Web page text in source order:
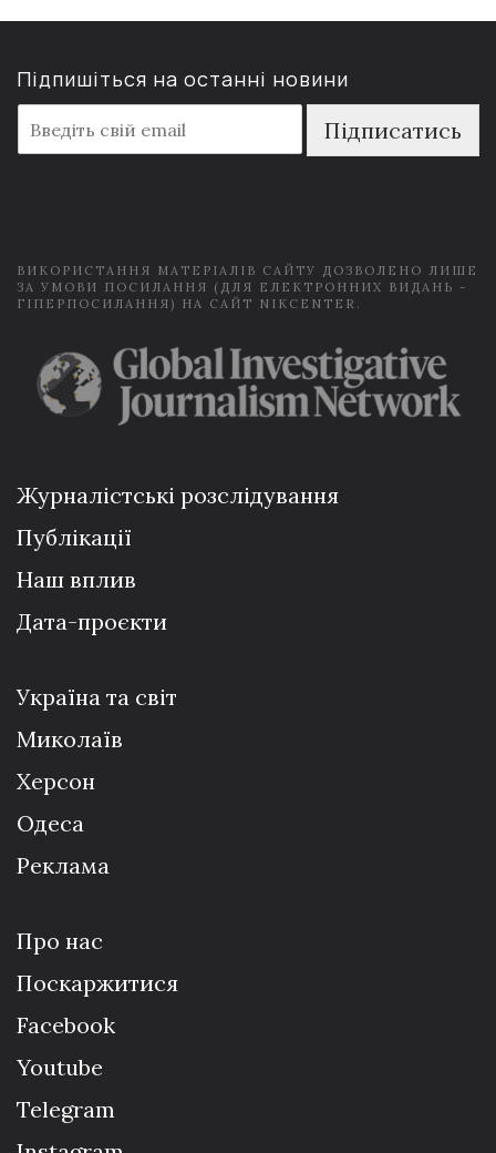
Підпишіться на останні новини
m
a
Підписатись
ВИКОРИСТАННЯ МАТЕРІАЛІВ САЙТУ ДОЗВОЛЕНО ЛИШЕ
ЗА УМОВИ ПОСИЛАННЯ (ДЛЯ ЕЛЕКТРОННИХ ВИДАНЬ -
ГІПЕРПОСИЛАННЯ) НА САЙТ NIKCENTER.
Журналістські розслідування
Публікації
Наш вплив
Дата-проєкти
Україна та світ
Миколаїв
Херсон
Одеса
Реклама
Про нас
Поскаржитися
Facebook
Youtube
Telegram